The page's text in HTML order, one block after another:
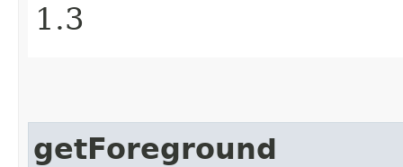
1.3
getForeground